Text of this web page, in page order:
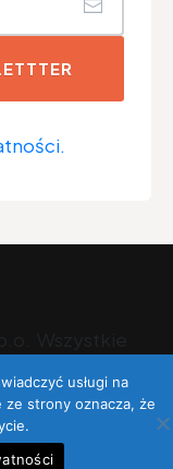
usługi na
ze strony oznacza, że